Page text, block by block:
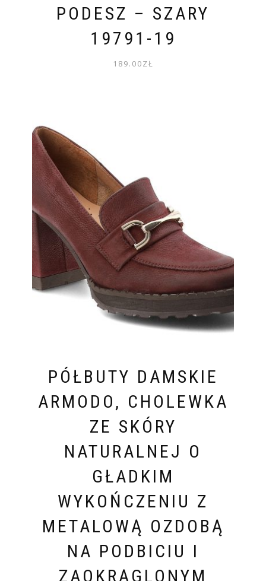
PODESZ – SZARY
19791-19
189.00ZŁ
PÓŁBUTY DAMSKIE
ARMODO, CHOLEWKA
ZE SKÓRY
NATURALNEJ O
GŁADKIM
WYKOŃCZENIU Z
METALOWĄ OZDOBĄ
NA PODBICIU I
ZAOKRĄGLONYM